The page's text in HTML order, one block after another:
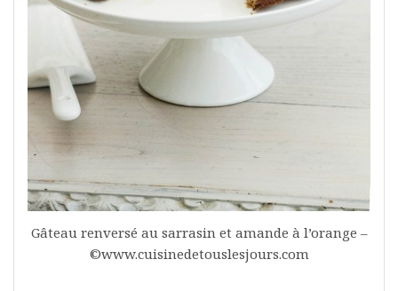
Gâteau renversé au sarrasin et amande à l’orange –
©www.cuisinedetouslesjours.com